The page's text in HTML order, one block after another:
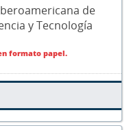
de
y Tecnología
formato papel.